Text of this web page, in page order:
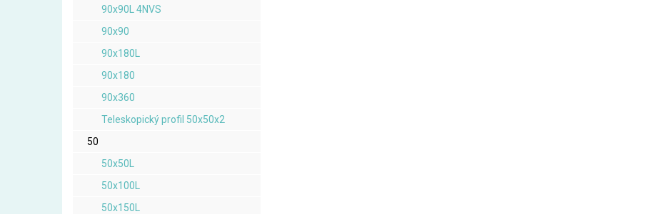
90x90L 4NVS
90x90
90x180L
90x180
90x360
Teleskopický profil 50x50x2
50
50x50L
50x100L
50x150L